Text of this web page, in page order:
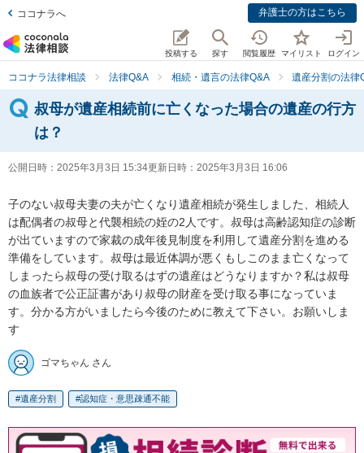
ココナラへ 弁護士の方はこちら
投稿する 探す 閲覧履歴 マイリスト ログイン
ココナラ法律相談 法律Q&A 相続・遺言の法律Q&A 遺産分割の法律
叔母が遺産相続前に亡くなった場合の遺産の行方
は？
公開日時： 2025年3月3日 15:34更新日時： 2025年3月3日 16:06
子のない叔母夫妻の夫が亡くなり遺産相続が発生しました、相続人
は配偶者の叔母と代襲相続の姪の2人です。叔母は高齢認知症の診断
が出ていますので家裁の成年後見制度を利用して遺産分割を進める
準備をしています。叔母は最近体調が悪くもしこのまま亡くなって
しまったら叔母の受け取るはずの遺産はどうなりますか？私は叔母
の血族者で公正証書があり叔母の財産を受け取る事になっていま
す。分かる方がいましたら今後のために教えて下さい。お願いしま
す
ゴマちゃん さん
遺産分割 認知症・意思疎通不能